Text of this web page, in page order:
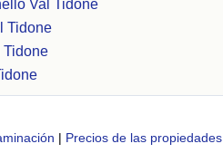
Val Tidone
Tidone
Tidone
| Precios de las propiedades